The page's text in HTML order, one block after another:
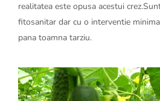
realitatea este opusa acestui
fitosanitar dar cu o interventie
pana toamna tarziu.